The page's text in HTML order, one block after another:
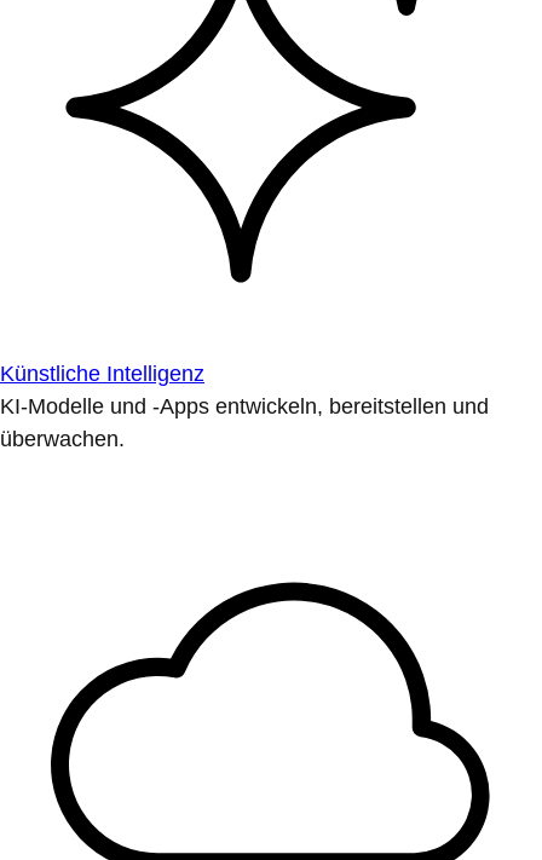
Künstliche Intelligenz
KI-Modelle und -Apps entwickeln, bereitstellen und
überwachen.